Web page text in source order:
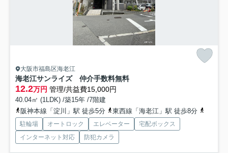
大阪市福島区海老江
海老江サンライズ 仲介手数料無料
12.2万円 管理/共益費15,000円
40.04㎡ (1LDK) /築15年 /7階建
阪神本線「淀川」駅 徒歩5分
東西線「海老江」駅 徒歩8分
駐輪場 オートロック エレベーター
宅配ボックス
インターネット対応
防犯カメラ